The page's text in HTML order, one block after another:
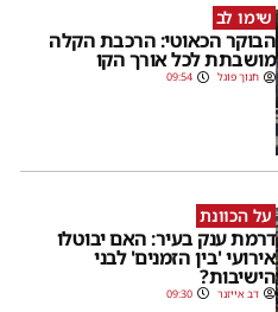
שימו לב
הבוקר הכאוטי: הרכבת הקלה
מושבתת לכל אורך הקו
חנוך פוגל 09:54
על הכוונת
דרמת ענק בעיר: האם יבוטלו
אירועי 'בין הזמנים' לבני
הישיבות?
דב אייזנר 09:30